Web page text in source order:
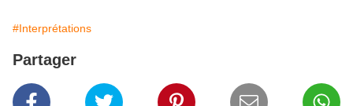
#Interprétations
Partager